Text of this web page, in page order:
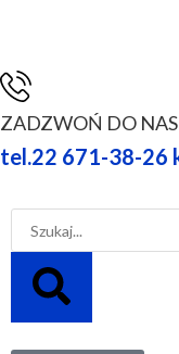
ZADZWOŃ DO NAS
tel.22 671-38-26